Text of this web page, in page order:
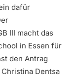
dafür
III macht das
in Essen für
den Antrag
Dentsa